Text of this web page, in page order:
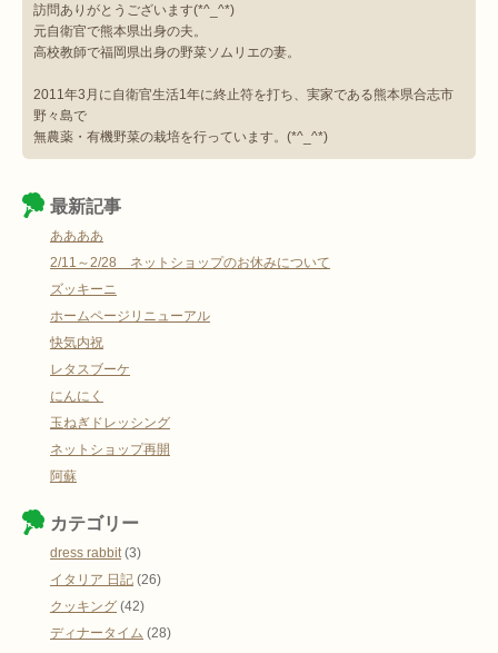
訪問ありがとうございます(*^_^*)
元自衛官で熊本県出身の夫。
高校教師で福岡県出身の野菜ソムリエの妻。
2011年3月に自衛官生活1年に終止符を打ち、実家である熊本県合志市
野々島で
無農薬・有機野菜の栽培を行っています。(*^_^*)
最新記事
ああああ
2/11～2/28 ネットショップのお休みについて
ズッキーニ
ホームページリニューアル
快気内祝
レタスブーケ
にんにく
玉ねぎドレッシング
ネットショップ再開
阿蘇
カテゴリー
dress rabbit (3)
イタリア 日記 (26)
クッキング (42)
ディナータイム (28)